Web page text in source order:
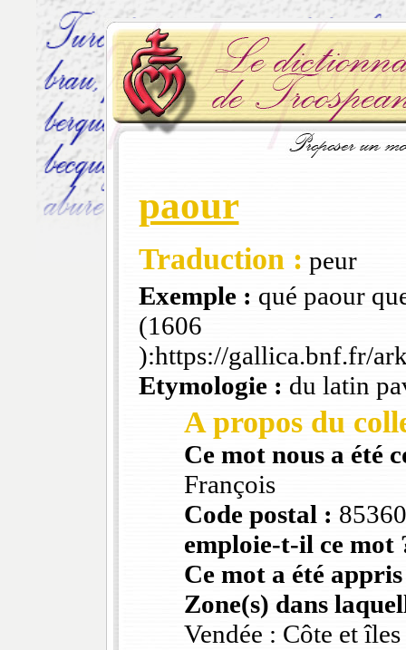
paour
Traduction : peur
Exemple : qué paour
(1606
):https://gallica.bnf.fr/
Etymologie : du latin
A propos du
Ce mot nous a été
François
Code postal :
emploie-t-il ce mot
Ce mot a été
Zone(s) dans
Vendée : Côte et îles